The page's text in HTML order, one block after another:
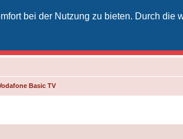
bei der Nutzung zu bieten. Durch die
Basic TV